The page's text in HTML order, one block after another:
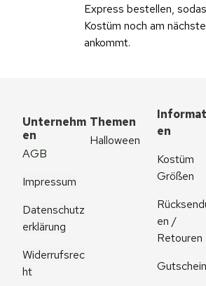
Express bestellen,
Kostüm noch am
ankommt.
Unternehm
en
AGB
Impressum
Datenschutz
erklärung
Widerrufsrec
ht
Themen
Halloween
en
Kostüm
Größen
en /
Retouren